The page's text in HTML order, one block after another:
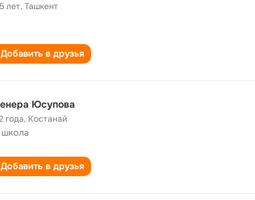
лет,Ташкент
Добавить в друзья
Юсупова
года, Костанай
Добавить в друзья